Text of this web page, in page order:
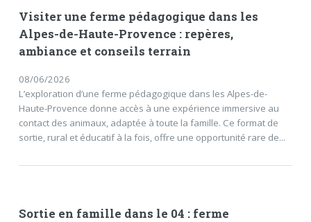
Visiter une ferme pédagogique dans les
Alpes-de-Haute-Provence : repères,
ambiance et conseils terrain
08/06/2026
L’exploration d’une ferme pédagogique dans les Alpes-de-
Haute-Provence donne accès à une expérience immersive au
contact des animaux, adaptée à toute la famille. Ce format de
sortie, rural et éducatif à la fois, offre une opportunité rare de...
Sortie en famille dans le 04 : ferme